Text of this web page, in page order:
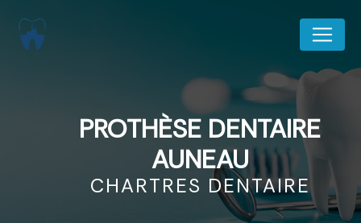
PROTHÈSE DENTAIRE
AUNEAU
CHARTRES DENTAIRE